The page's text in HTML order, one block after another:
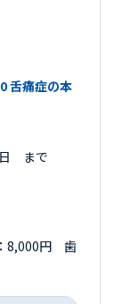
舌痛症の本
日 まで
8,000円 歯